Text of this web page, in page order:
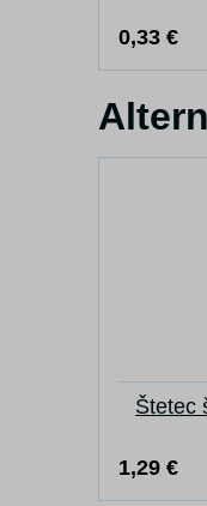
0,33 €
Štetec
1,29 €